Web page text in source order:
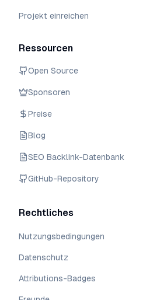
Projekt einreichen
Ressourcen
Open Source
Sponsoren
Preise
Blog
SEO Backlink-Datenbank
GitHub-Repository
Rechtliches
Nutzungsbedingungen
Datenschutz
Attributions-Badges